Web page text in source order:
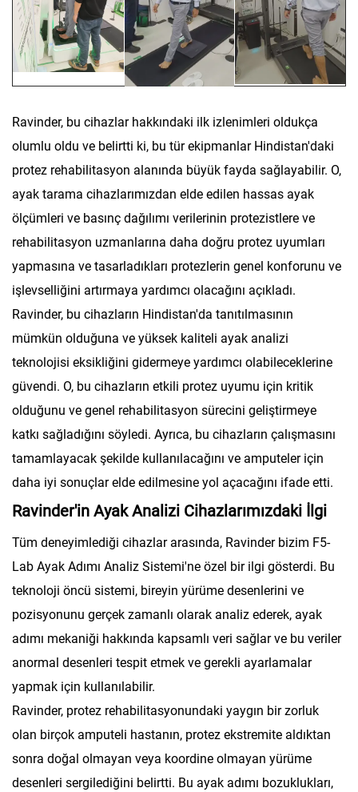
Ravinder, bu cihazlar hakkındaki ilk izlenimleri oldukça
olumlu oldu ve belirtti ki, bu tür ekipmanlar Hindistan'daki
protez rehabilitasyon alanında büyük fayda sağlayabilir. O,
ayak tarama cihazlarımızdan elde edilen hassas ayak
ölçümleri ve basınç dağılımı verilerinin protezistlere ve
rehabilitasyon uzmanlarına daha doğru protez uyumları
yapmasına ve tasarladıkları protezlerin genel konforunu ve
işlevselliğini artırmaya yardımcı olacağını açıkladı.
Ravinder, bu cihazların Hindistan'da tanıtılmasının
mümkün olduğuna ve yüksek kaliteli ayak analizi
teknolojisi eksikliğini gidermeye yardımcı olabileceklerine
güvendi. O, bu cihazların etkili protez uyumu için kritik
olduğunu ve genel rehabilitasyon sürecini geliştirmeye
katkı sağladığını söyledi. Ayrıca, bu cihazların çalışmasını
tamamlayacak şekilde kullanılacağını ve amputeler için
daha iyi sonuçlar elde edilmesine yol açacağını ifade etti.
Ravinder'in Ayak Analizi Cihazlarımızdaki İlgi
Tüm deneyimlediği cihazlar arasında, Ravinder bizim F5-
Lab Ayak Adımı Analiz Sistemi'ne özel bir ilgi gösterdi. Bu
teknoloji öncü sistemi, bireyin yürüme desenlerini ve
pozisyonunu gerçek zamanlı olarak analiz ederek, ayak
adımı mekaniği hakkında kapsamlı veri sağlar ve bu veriler
anormal desenleri tespit etmek ve gerekli ayarlamalar
yapmak için kullanılabilir.
Ravinder, protez rehabilitasyonundaki yaygın bir zorluk
olan birçok amputeli hastanın, protez ekstremite aldıktan
sonra doğal olmayan veya koordine olmayan yürüme
desenleri sergilediğini belirtti. Bu ayak adımı bozuklukları,